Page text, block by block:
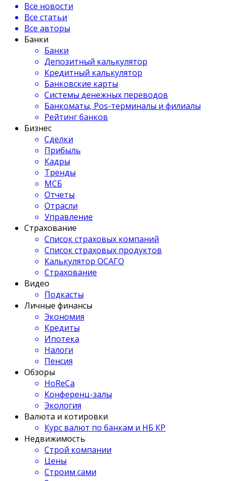
Все новости
Все статьи
Все авторы
Банки
Банки
Депозитный калькулятор
Кредитный калькулятор
Банковские карты
Системы денежных переводов
Банкоматы, Pos-терминалы и филиалы
Рейтинг банков
Бизнес
Сделки
Прибыль
Кадры
Тренды
МСБ
Отчеты
Отрасли
Управление
Страхование
Список страховых компаний
Список страховых продуктов
Калькулятор ОСАГО
Страхование
Видео
Подкасты
Личные финансы
Экономия
Кредиты
Ипотека
Налоги
Пенсия
Обзоры
HoReCa
Конференц-залы
Экология
Валюта и котировки
Курс валют по банкам и НБ КР
Недвижимость
Строй компании
Цены
Строим сами